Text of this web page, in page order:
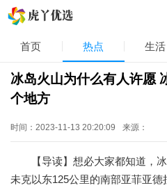
首页 热点 生活
冰岛火山为什么有人许愿
个地方
时间：2023-11-13 20:20:09 来源：
【导读】想必大家都知道，冰
未克以东125公里的南部亚菲亚